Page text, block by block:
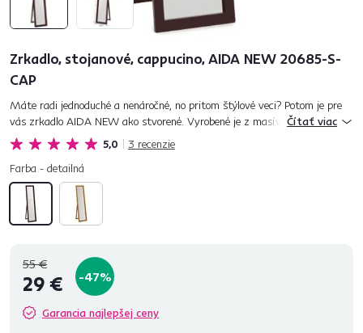
Zrkadlo, stojanové, cappucino, AIDA NEW 20685-S-
CAP
5,0 3 recenzie
Máte radi jednoduché a nenáročné, no pritom štýlové veci? Potom je pre
vás zrkadlo AIDA NEW ako stvorené. Vyrobené je z masívneho dreva v
prevedení cappucino. Vášmu domovu dodá tu správnu iskru....
Čítať viac
Farba - detailná
55 €
29 € -47%
Garancia najlepšej ceny